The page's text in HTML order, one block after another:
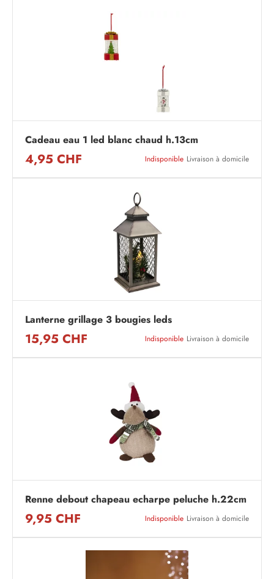
Cadeau eau 1 led blanc chaud h.13cm
4,95 CHF Indisponible Livraison à domicile
Lanterne grillage 3 bougies leds
15,95 CHF Indisponible Livraison à domicile
Renne debout chapeau echarpe peluche h.22cm
9,95 CHF Indisponible Livraison à domicile